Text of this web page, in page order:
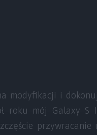
modyfikacji i
roku mój Galaxy